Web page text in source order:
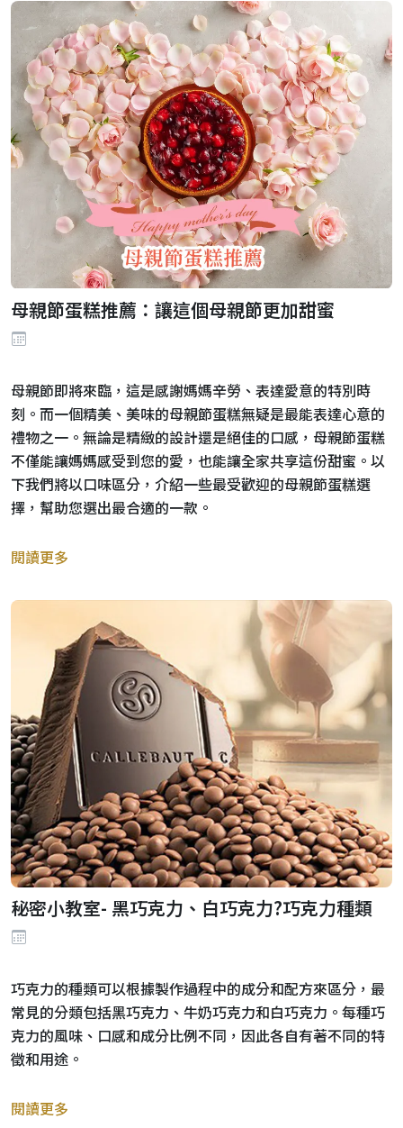
母親節蛋糕推薦：讓這個母親節更加甜蜜
母親節即將來臨，這是感謝媽媽辛勞、表達愛意的特別時
刻。而一個精美、美味的母親節蛋糕無疑是最能表達心意的
禮物之一。無論是精緻的設計還是絕佳的口感，母親節蛋糕
不僅能讓媽媽感受到您的愛，也能讓全家共享這份甜蜜。以
下我們將以口味區分，介紹一些最受歡迎的母親節蛋糕選
擇，幫助您選出最合適的一款。
閱讀更多
秘密小教室- 黑巧克力、白巧克力?巧克力種類
巧克力的種類可以根據製作過程中的成分和配方來區分，最
常見的分類包括黑巧克力、牛奶巧克力和白巧克力。每種巧
克力的風味、口感和成分比例不同，因此各自有著不同的特
徵和用途。
閱讀更多